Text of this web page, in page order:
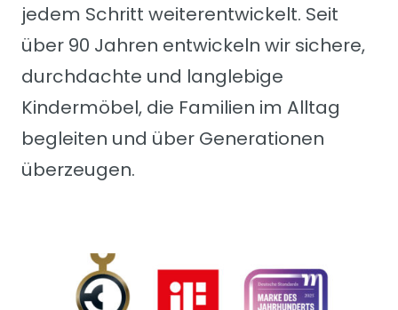
jedem Schritt weiterentwickelt. Seit
über 90 Jahren entwickeln wir sichere,
durchdachte und langlebige
Kindermöbel, die Familien im Alltag
begleiten und über Generationen
überzeugen.